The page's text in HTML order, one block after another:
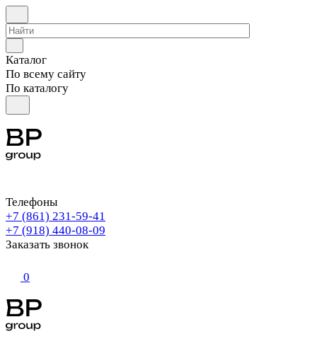
Каталог
По всему сайту
По каталогу
Телефоны
+7 (861) 231-59-41
+7 (918) 440-08-09
Заказать звонок
0